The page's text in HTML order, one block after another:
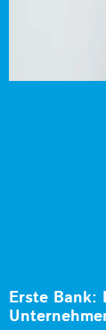
Erste Bank: